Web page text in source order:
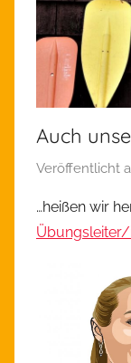
Auch
Veröffentlicht
…heißen wir